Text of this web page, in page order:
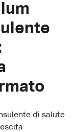
di salute